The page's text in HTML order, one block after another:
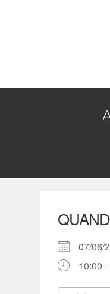
QUAND
07/06/
10:00